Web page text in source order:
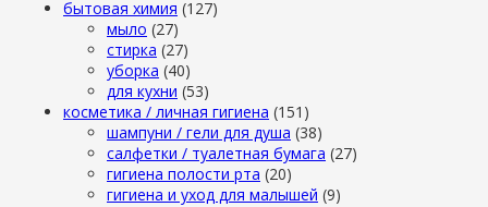
бытовая химия (127)
мыло (27)
стирка (27)
уборка (40)
для кухни (53)
косметика / личная гигиена (151)
шампуни / гели для душа (38)
салфетки / туалетная бумага (27)
гигиена полости рта (20)
гигиена и уход для малышей (9)